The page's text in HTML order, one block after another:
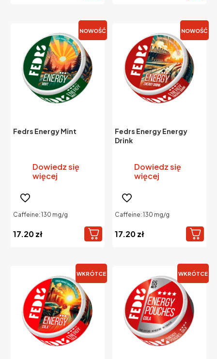
produktu
NOWOŚĆ
Fedrs Energy Mint
Dowiedz się
więcej
Caffeine: 130 mg/g
17.20zł
NOWOŚĆ
Fedrs Energy Energy
Drink
Dowiedz się
więcej
Caffeine: 130 mg/g
17.20zł
WKRÓTCE WKRÓTCE